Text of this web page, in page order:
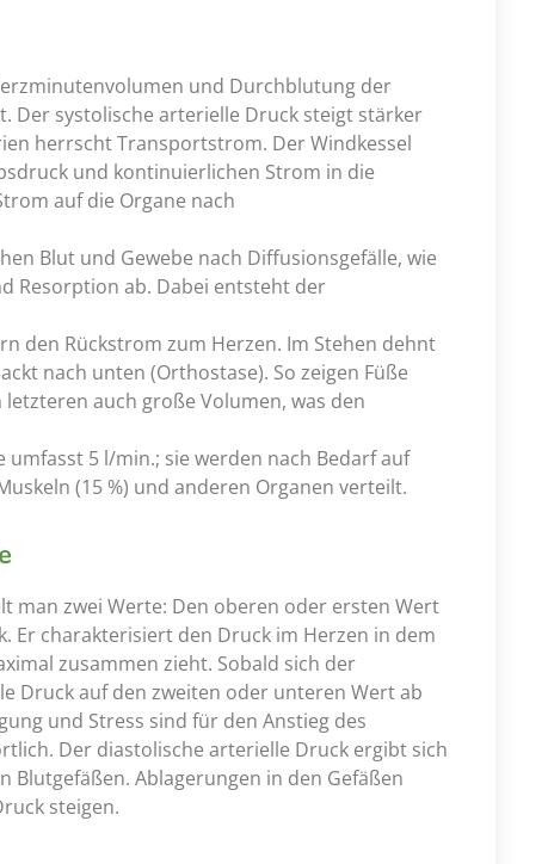
und Durchblutung der
Der systolische arterielle Druck steigt stärker
herrscht Transportstrom. Der Windkessel
und kontinuierlichen Strom in die
auf die Organe nach
Blut und Gewebe nach Diffusionsgefälle, wie
Resorption ab. Dabei entsteht der
den Rückstrom zum Herzen. Im Stehen dehnt
nach unten (Orthostase). So zeigen Füße
auch große Volumen, was den
5 l/min.; sie werden nach Bedarf auf
(15 %) und anderen Organen verteilt.
man zwei Werte: Den oberen oder ersten Wert
Er charakterisiert den Druck im Herzen in dem
zusammen zieht. Sobald sich der
Druck auf den zweiten oder unteren Wert ab
und Stress sind für den Anstieg des
Der diastolische arterielle Druck ergibt sich
Ablagerungen in den Gefäßen
steigen.